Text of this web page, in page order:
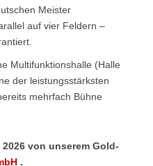
Meister
auf vier Feldern –
Multifunktionshalle (Halle
der leistungsstärksten
mehrfach Bühne
von unserem Gold-
.